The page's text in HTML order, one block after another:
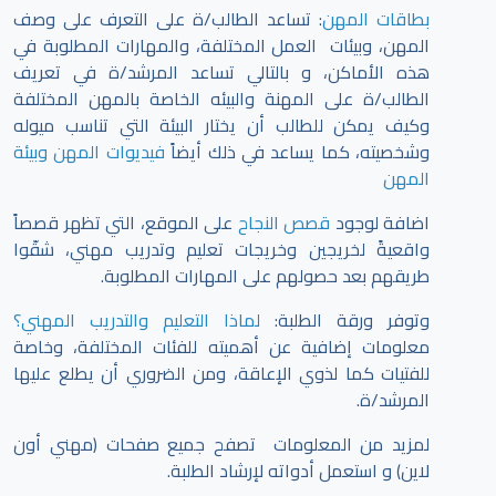
بطاقات المهن: تساعد الطالب/ة على التعرف على وصف
المهن، وبيئات العمل المختلفة، والمهارات المطلوبة في
هذه الأماكن، و بالتالي تساعد المرشد/ة في تعريف
الطالب/ة على المهنة والبيئه الخاصة بالمهن المختلفة
وكيف يمكن للطالب أن يختار البيئة التي تناسب ميوله
وشخصيته، كما يساعد في ذلك أيضاً فيديوات المهن وبيئة
المهن
اضافة لوجود قصص النجاح على الموقع، التي تظهر قصصاً
واقعيةً لخريجين وخريجات تعليم وتدريب مهني، شقّوا
طريقهم بعد حصولهم على المهارات المطلوبة.
وتوفر ورقة الطلبة: لماذا التعليم والتدريب المهني؟
معلومات إضافية عن أهميته للفئات المختلفة، وخاصة
للفتيات كما لذوي الإعاقة، ومن الضروري أن يطلع عليها
المرشد/ة.
لمزيد من المعلومات تصفح جميع صفحات (مهني أون
لاين) و استعمل أدواته لإرشاد الطلبة.